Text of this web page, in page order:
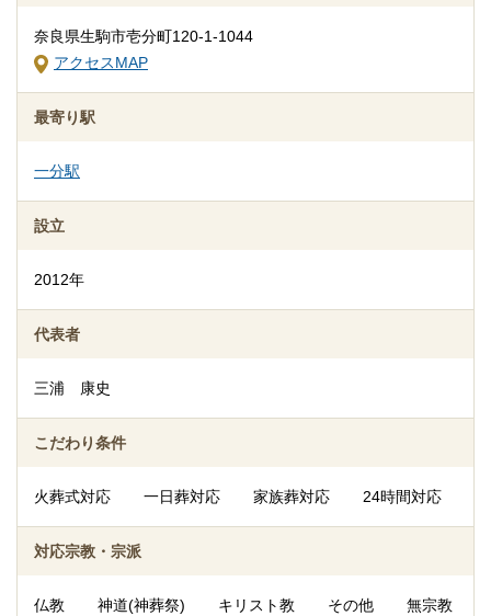
人数・式場・火葬場などの各種条件やご要望、ご事情にあわせ
て、お見積りを作成いたします。葬儀を施行する前に総額費用を
費用の総額にご納得いただいてから施行いたしますのでご安心く
奈良県生駒市壱分町120-1-1044
アクセスMAP
最寄り駅
一分駅
設立
2012年
代表者
三浦 康史
こだわり条件
火葬式対応 一日葬対応 家族葬対応 24時間対応
対応宗教・宗派
仏教 神道(神葬祭) キリスト教 その他 無宗教